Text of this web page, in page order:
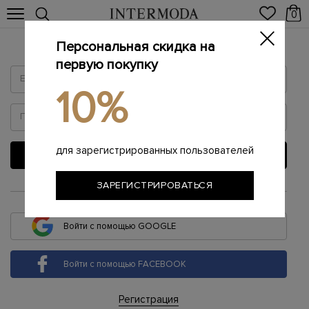
0
Войти
ВОЙТИ
или
Войти с помощью GOOGLE
Войти с помощью FACEBOOK
Регистрация
Персональная скидка на
первую покупку
10%
для зарегистрированных пользователей
ЗАРЕГИСТРИРОВАТЬСЯ